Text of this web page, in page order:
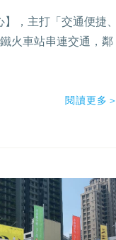
，主打「交通便捷、
火車站串連交通，鄰
閱讀更多＞